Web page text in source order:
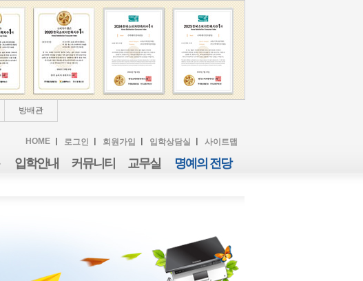
방배관
HOME 로그인 회원가입 입학상담실 사이트맵
입학안내 커뮤니티 교무실 명예의 전당